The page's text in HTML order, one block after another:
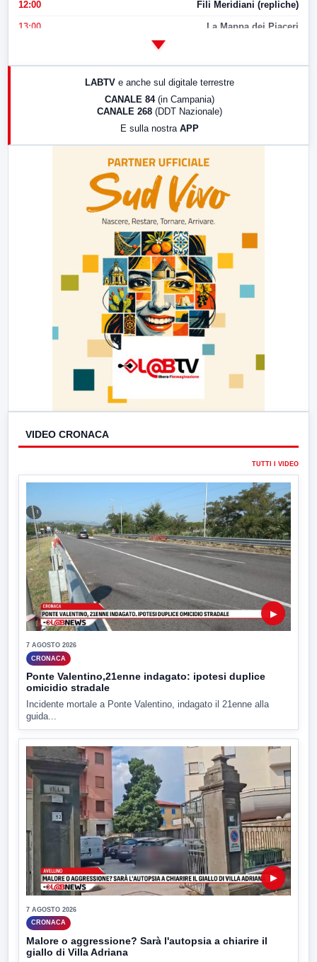
12:00 Fili Meridiani (repliche)
13:00 La Mappa dei Piaceri
LABTV e anche sul digitale terrestre
CANALE 84 (in Campania)
CANALE 268 (DDT Nazionale)
E sulla nostra APP
VIDEO CRONACA
TUTTI I VIDEO
▶
7 AGOSTO 2026
CRONACA
Ponte Valentino,21enne indagato: ipotesi duplice
omicidio stradale
Incidente mortale a Ponte Valentino, indagato il 21enne alla
guida...
▶
7 AGOSTO 2026
CRONACA
Malore o aggressione? Sarà l'autopsia a chiarire il
giallo di Villa Adriana